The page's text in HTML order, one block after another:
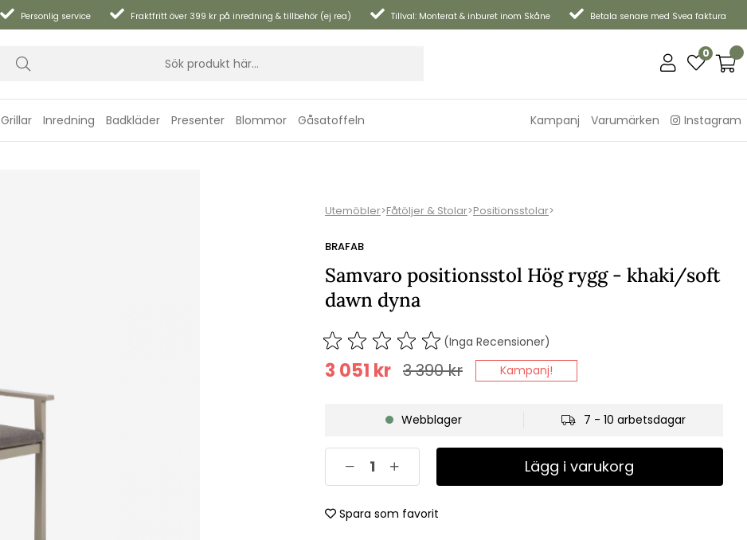
Personlig service Fraktfritt över 399 kr på inredning & tillbehör (ej rea) Tillval: Monterat & inburet inom Skåne Betala senare med Svea faktura
0
Grillar Inredning Badkläder Presenter Blommor Gåsatoffeln Kampanj Varumärken Instagram
Utemöbler>Fåtöljer & Stolar>Positionsstolar>
BRAFAB
Samvaro positionsstol Hög rygg - khaki/soft
dawn dyna
(Inga Recensioner)
3 390kr
3 051 kr Kampanj!
Webblager 7 - 10 arbetsdagar
Lägg i varukorg
Spara som favorit